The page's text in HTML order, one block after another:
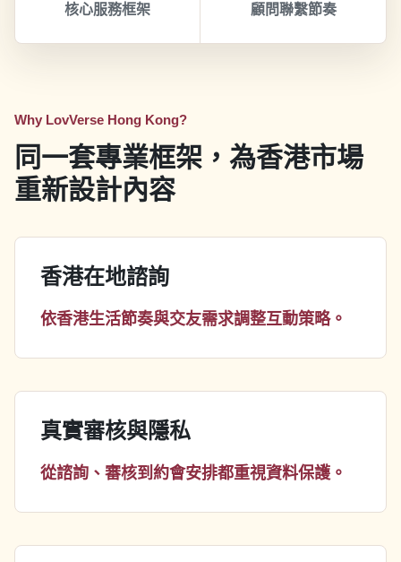
核心服務框架 顧問聯繫節奏
Why LovVerse Hong Kong?
同一套專業框架，為香港市場
重新設計內容
香港在地諮詢
依香港生活節奏與交友需求調整互動策略。
真實審核與隱私
從諮詢、審核到約會安排都重視資料保護。